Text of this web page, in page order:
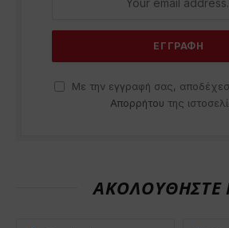
Με την εγγραφή σας,
Απορρήτου της
ΑΚΟΛΟΥΘΗΣΤΕ